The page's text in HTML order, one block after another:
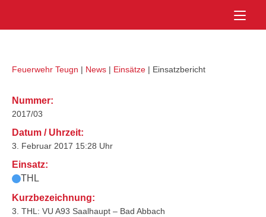
Feuerwehr Teugn | News | Einsätze | Einsatzbericht
Nummer:
2017/03
Datum / Uhrzeit:
3. Februar 2017 15:28 Uhr
Einsatz:
THL
Kurzbezeichnung:
3. THL: VU A93 Saalhaupt – Bad Abbach